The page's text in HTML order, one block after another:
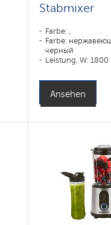
Stabmixer
Farbe: ,
Farbe:
черный
Leistung, W: 1800
Ansehen